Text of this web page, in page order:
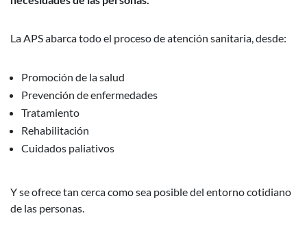
La APS abarca todo el proceso de atención sanitaria, desde:
Promoción de la salud
Prevención de enfermedades
Tratamiento
Rehabilitación
Cuidados paliativos
Y se ofrece tan cerca como sea posible del entorno cotidiano
de las personas.